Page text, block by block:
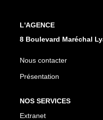
L'AGENCE
8 Boulevard Maréchal
Nous contacter
Présentation
NOS SERVICES
Extranet